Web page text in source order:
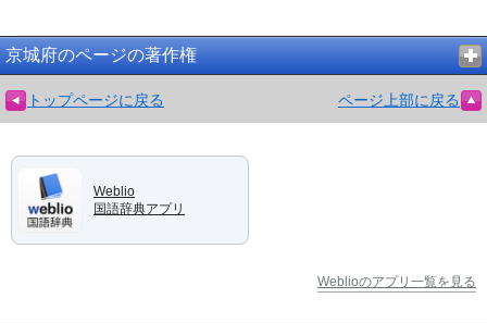
京城府のページの著作権
トップページに戻る ページ上部に戻る
Weblio
国語辞典アプリ
Weblioのアプリ一覧を見る